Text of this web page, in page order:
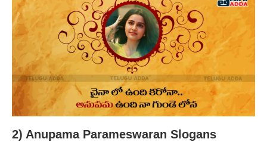
2) Anupama Parameswaran Slogans